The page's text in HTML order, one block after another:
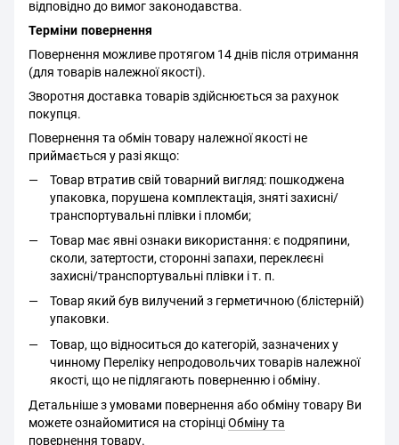
відповідно до вимог законодавства.
Терміни повернення
Повернення можливе протягом 14 днів після отримання
(для товарів належної якості).
Зворотня доставка товарів здійснюється за рахунок
покупця.
Повернення та обмін товару належної якості не
приймається у разі якщо:
Товар втратив свій товарний вигляд: пошкоджена
упаковка, порушена комплектація, зняті захисні/
транспортувальні плівки і пломби;
Товар має явні ознаки використання: є подряпини,
сколи, затертости, сторонні запахи, переклеєні
захисні/транспортувальні плівки і т. п.
Товар який був вилучений з герметичною (блістерній)
упаковки.
Товар, що відноситься до категорій, зазначених у
чинному Переліку непродовольчих товарів належної
якості, що не підлягають поверненню і обміну.
Детальніше з умовами повернення або обміну товару Ви
можете ознайомитися на сторінціОбміну та
повернення товару.